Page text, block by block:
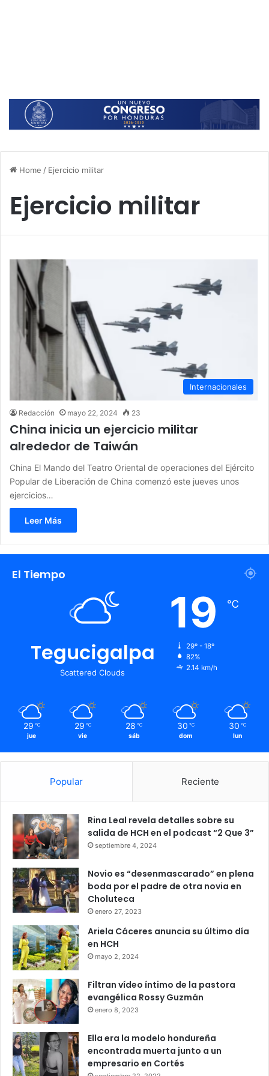
Home / Ejercicio militar
Ejercicio militar
Internacionales
Redacción mayo 22, 2024 23
China inicia un ejercicio militar
alrededor de Taiwán
China El Mando del Teatro Oriental de operaciones del Ejército
Popular de Liberación de China comenzó este jueves unos
ejercicios…
Leer Más
El Tiempo
Tegucigalpa
Scattered Clouds
19 ℃
29º - 18º
82%
2.14 km/h
29 ℃
jue
29 ℃
vie
28 ℃
sáb
30 ℃
dom
30 ℃
lun
Popular Reciente
Rina Leal revela detalles sobre su
salida de HCH en el podcast “2 Que 3”
septiembre 4, 2024
Novio es “desenmascarado” en plena
boda por el padre de otra novia en
Choluteca
enero 27, 2023
Ariela Cáceres anuncia su último día
en HCH
mayo 2, 2024
Filtran vídeo íntimo de la pastora
evangélica Rossy Guzmán
enero 8, 2023
Ella era la modelo hondureña
encontrada muerta junto a un
empresario en Cortés